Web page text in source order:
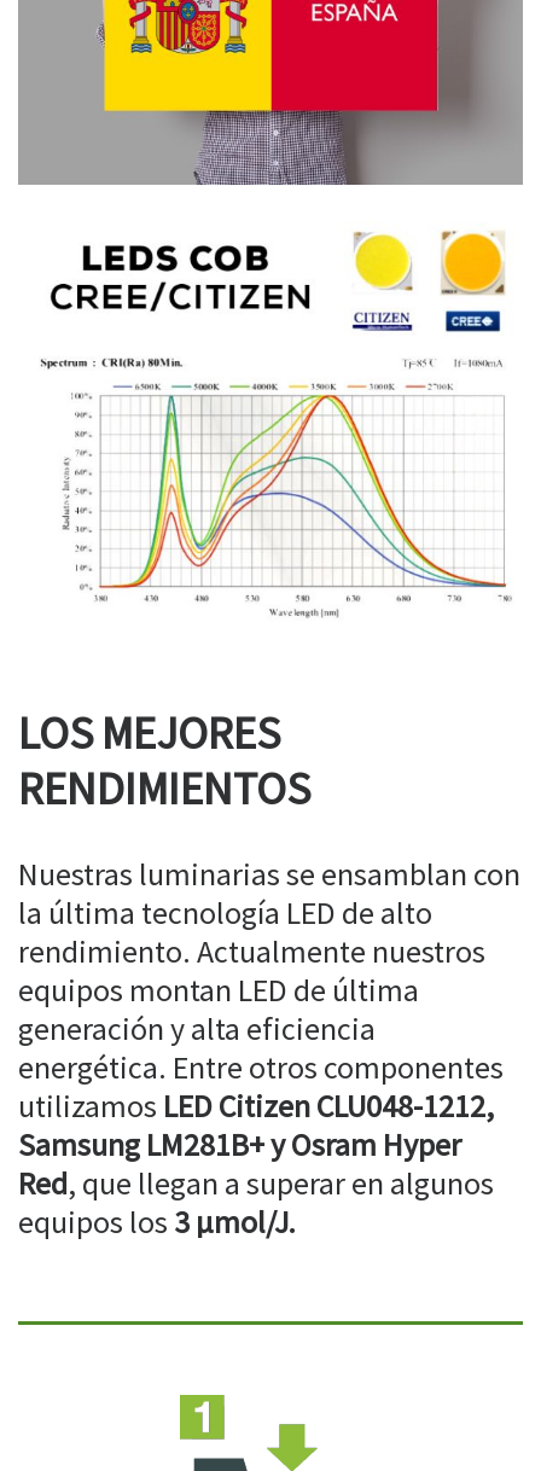
LOS MEJORES
RENDIMIENTOS
Nuestras luminarias se ensamblan con
la última tecnología LED de alto
rendimiento. Actualmente nuestros
equipos montan LED de última
generación y alta eficiencia
energética. Entre otros componentes
utilizamos LED Citizen CLU048-1212,
Samsung LM281B+ y Osram Hyper
Red, que llegan a superar en algunos
equipos los 3 µmol/J.